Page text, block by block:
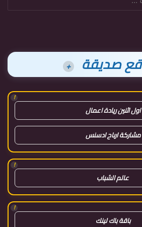
صديقة +
!
اول اثنين ريادة اعمال
مشاركة ارباح ادسنس
!
عالم الشباب
!
باقة باك لينك